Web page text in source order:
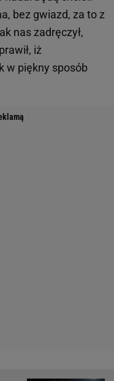
bez gwiazd, za to z
nas zadręczył,
iż
w piękny sposób